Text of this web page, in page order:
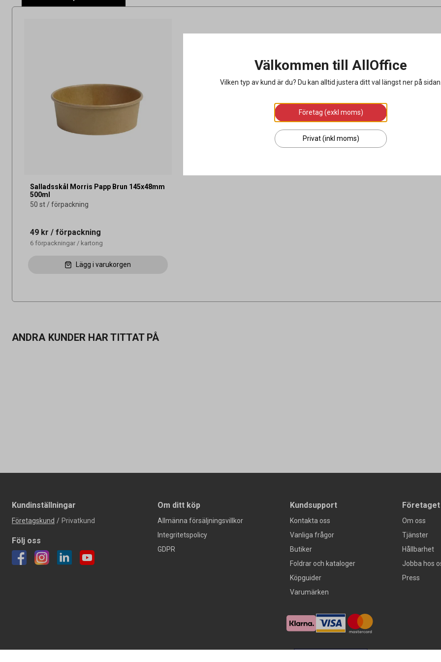
Salladsskål Morris Papp Brun 145x48mm
500ml
50 st / förpackning
49 kr / förpackning
6 förpackningar / kartong
Lägg i varukorgen
ANDRA KUNDER HAR TITTAT PÅ
Kundinställningar
Företagskund / Privatkund
Följ oss
Om ditt köp
Allmänna försäljningsvillkor
Integritetspolicy
GDPR
Kundsupport
Kontakta oss
Vanliga frågor
Butiker
Foldrar och kataloger
Köpguider
Varumärken
Företaget
Om oss
Tjänster
Hållbarhet
Jobba hos
Press
Välkommen till AllOffice
Vilken typ av kund är du? Du kan alltid justera ditt val längst ner på
Företag (exkl moms)
Privat (inkl moms)